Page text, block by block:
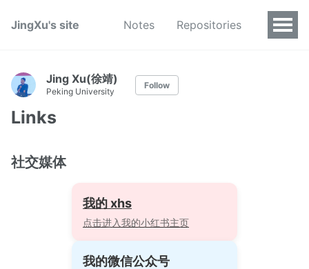
JingXu's site Notes Repositories
Jing Xu(徐靖)
Peking University
Follow
Links
社交媒体
我的 xhs
点击进入我的小红书主页
我的微信公众号